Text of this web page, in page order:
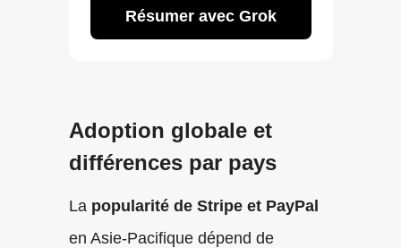
Résumer avec Grok
Adoption globale et
différences par pays
La popularité de Stripe et PayPal
en Asie-Pacifique dépend de